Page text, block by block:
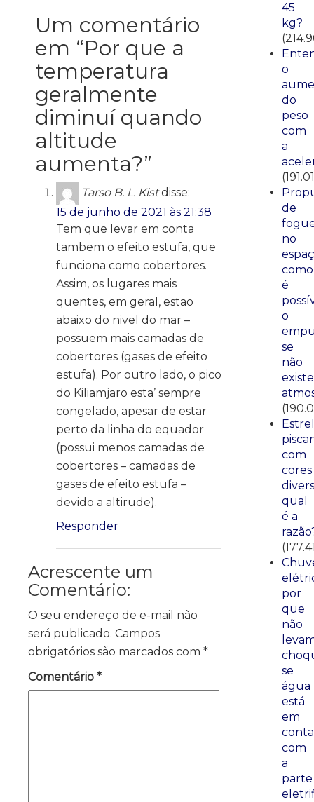
Um comentário
em “Por que a
temperatura
geralmente
diminuí quando
altitude
aumenta?”
Tarso B. L. Kist disse:
15 de junho de 2021 às 21:38
Tem que levar em conta
tambem o efeito estufa, que
funciona como cobertores.
Assim, os lugares mais
quentes, em geral, estao
abaixo do nivel do mar –
possuem mais camadas de
cobertores (gases de efeito
estufa). Por outro lado, o pico
do Kiliamjaro esta’ sempre
congelado, apesar de estar
perto da linha do equador
(possui menos camadas de
cobertores – camadas de
gases de efeito estufa –
devido a altirude).
Responder
Acrescente um
Comentário:
O seu endereço de e-mail não
será publicado. Campos
obrigatórios são marcados com *
Comentário *
45
kg?
o
do
peso
com
a
de
no
como
é
o
se
não
existe
com
cores
qual
é a
por
que
não
se
água
está
em
com
a
parte